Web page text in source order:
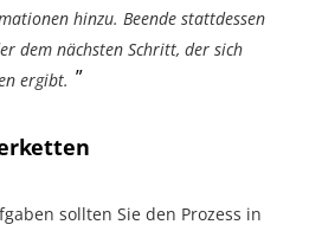
hinzu. Beende stattdessen
dem nächsten Schritt, der sich
ergibt.
sollten Sie den Prozess in